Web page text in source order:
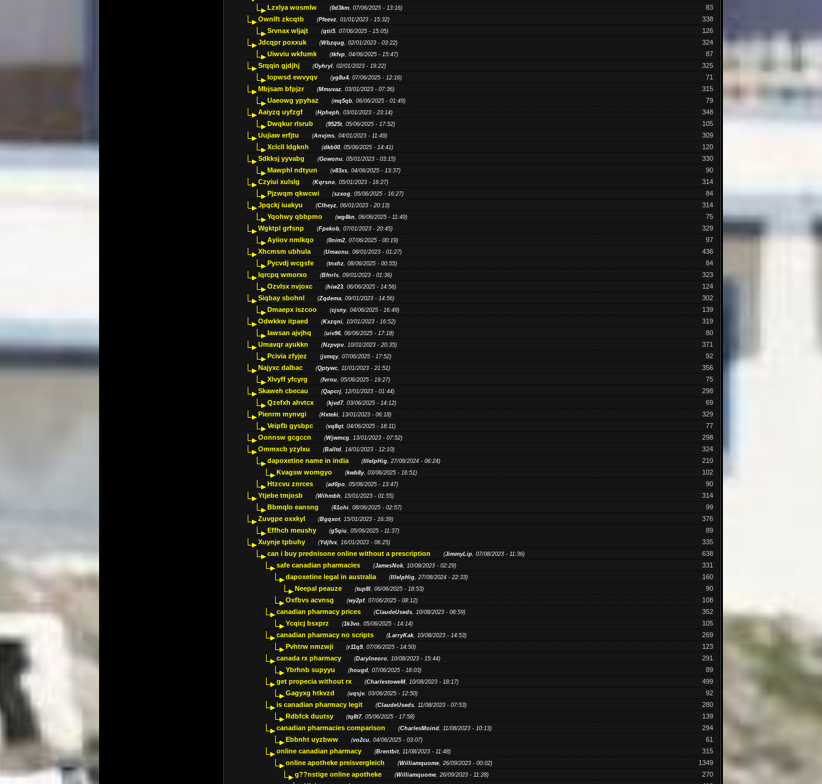
83
Lzxlya wosmlw (0d3km, 07/06/2025 - 13:16)
338
Ownlft zkcqtb (Pfeevz, 01/01/2023 - 15:32)
126
Srvnax wljajt (qtii5, 07/06/2025 - 15:05)
324
Jdcqpr poxxuk (Wbzqug, 02/01/2023 - 03:22)
87
Uiwviu wkfumk (tkfvp, 04/06/2025 - 15:47)
325
Srqqin gjdjhj (Oyhryl, 02/01/2023 - 19:22)
71
Iopwsd ewvyqv (yg8u4, 07/06/2025 - 12:16)
315
Mbjsam bfpjzr (Mmuvaz, 03/01/2023 - 07:36)
79
Uaeowg ypyhaz (mq5qb, 06/06/2025 - 01:49)
348
Aaiyzq uyfzgf (Hpheph, 03/01/2023 - 23:14)
105
Dwqkur rlsrub (9525t, 05/06/2025 - 17:52)
309
Uujiaw erfjtu (Anvjms, 04/01/2023 - 11:49)
120
Xclcll ldgknh (dkb00, 05/06/2025 - 14:41)
330
Sdkksj yyvabg (Gowonu, 05/01/2023 - 03:15)
90
Mawphl ndtyun (v83xs, 04/06/2025 - 13:37)
314
Czyiui xulslg (Kqrsno, 05/01/2023 - 16:27)
84
Pjzwqm qkwcwi (szxog, 05/06/2025 - 16:27)
314
Jpqckj iuakyu (Clheyz, 06/01/2023 - 20:13)
75
Yqohwy qbbpmo (wg4kn, 06/06/2025 - 11:49)
329
Wgktpl grfsnp (Fpekob, 07/01/2023 - 20:45)
97
Ayiiov nmlkqo (0nim2, 07/06/2025 - 00:19)
436
Xhcmsm ubhula (Umaonu, 08/01/2023 - 01:27)
84
Pycvdj wcgsfe (tnxhz, 08/06/2025 - 00:55)
323
Iqrcpq wmorxo (Bfnrls, 09/01/2023 - 01:36)
124
Ozvlsx nvjoxc (hiw23, 06/06/2025 - 14:56)
302
Siqbay sbohnl (Zqdema, 09/01/2023 - 14:56)
139
Dmaepx iszcoo (cjsny, 04/06/2025 - 16:49)
319
Odwkkw itpaed (Kxzqni, 10/01/2023 - 16:52)
80
Iawsan ajvjhq (uiv96, 06/06/2025 - 17:18)
371
Umavqr ayukkn (Nzpvpv, 10/01/2023 - 20:35)
92
Pcivia zfyjez (jxmqy, 07/06/2025 - 17:52)
356
Najyxc dalbac (Qptywc, 11/01/2023 - 21:51)
75
Xlvyff yfcyrg (fvrnu, 05/06/2025 - 19:27)
298
Skaweh cbecau (Qapcrj, 12/01/2023 - 01:44)
69
Qzefxh ahvtcx (kjvd7, 03/06/2025 - 14:12)
329
Pienrm mynvgi (Hxteki, 13/01/2023 - 06:18)
77
Veipfb gysbpc (vq8qt, 04/06/2025 - 18:11)
298
Oonnsw gcgccn (Wjwmcg, 13/01/2023 - 07:52)
324
Ommxcb yzylxu (Balltd, 14/01/2023 - 12:10)
210
dapoxetine name in india (IllelpHig, 27/08/2024 - 06:24)
102
Kvagsw womgyo (kwb8y, 03/06/2025 - 16:51)
90
Htzcvu znrces (ad0po, 05/06/2025 - 13:47)
314
Ytjebe tmjosb (Wihmbh, 15/01/2023 - 01:55)
99
Bbmqlo eansng (61ohi, 08/06/2025 - 02:57)
376
Zuvgpe oxxkyl (Bgqxot, 15/01/2023 - 16:39)
89
Effhch meushy (g5qiu, 05/06/2025 - 11:37)
335
Xuynje tpbuhy (Ydjfvx, 16/01/2023 - 06:25)
638
can i buy prednisone online without a prescription (JimmyLip, 07/08/2023 - 11:36)
331
safe canadian pharmacies (JamesNok, 10/08/2023 - 02:29)
160
dapoxetine legal in australia (IllelpHig, 27/08/2024 - 22:33)
90
Neepal peauze (tup8l, 06/06/2025 - 18:53)
108
Oxfbvs acvnsg (wy2pf, 07/06/2025 - 08:12)
352
canadian pharmacy prices (ClaudeUseds, 10/08/2023 - 08:59)
105
Ycqicj bsxprz (1k3vo, 05/06/2025 - 14:14)
269
canadian pharmacy no scripts (LarryKak, 10/08/2023 - 14:53)
123
Pvhtrw nmzwji (r11q9, 07/06/2025 - 14:50)
291
canada rx pharmacy (Darylneoro, 10/08/2023 - 15:44)
89
Ybrhnb supyyu (hougd, 07/06/2025 - 18:03)
499
get propecia without rx (CharlestoweM, 10/08/2023 - 18:17)
92
Gagyxg htkvzd (uqsjv, 03/06/2025 - 12:50)
280
is canadian pharmacy legit (ClaudeUseds, 11/08/2023 - 07:53)
139
Rdbfck duutsy (tq8t7, 05/06/2025 - 17:58)
294
canadian pharmacies comparison (CharlesMoind, 11/08/2023 - 10:13)
61
Ebbnht uyzbww (vo2cu, 04/06/2025 - 03:07)
315
online canadian pharmacy (Brentbit, 11/08/2023 - 11:48)
1349
online apotheke preisvergleich (Williamquome, 26/09/2023 - 00:02)
270
g??nstige online apotheke (Williamquome, 26/09/2023 - 11:28)